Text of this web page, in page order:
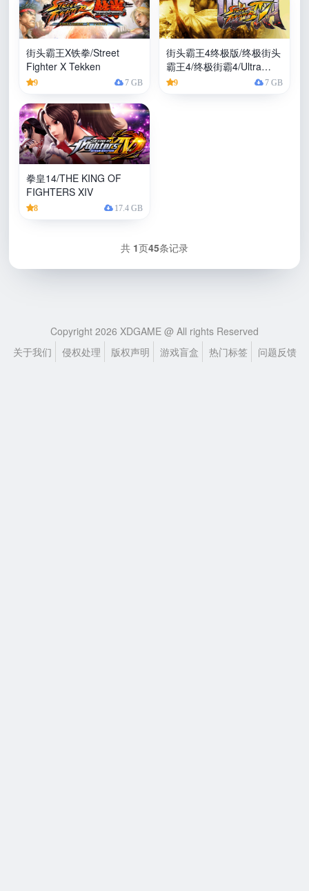
街头霸王X铁拳/Street
Fighter X Tekken
9 7 GB
街头霸王4终极版/终极街头
霸王4/终极街霸4/Ultra
Street Fighter IV
9 7 GB
拳皇14/THE KING OF
FIGHTERS XIV
8 17.4 GB
共 1页45条记录
Copyright 2026 XDGAME @ All rights Reserved
关于我们
侵权处理 版权声明 游戏盲盒 热门标签 问题反馈